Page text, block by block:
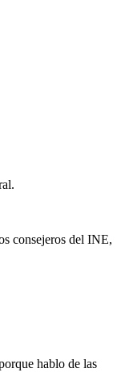
consejeros del INE,
hablo de las